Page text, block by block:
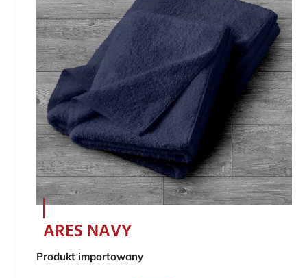
ARES NAVY
Produkt importowany